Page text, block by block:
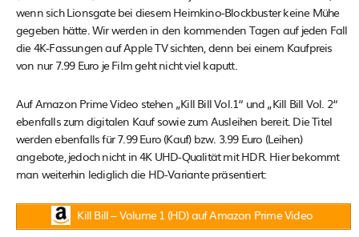
wenn sich Lionsgate bei diesem Heimkino-Blockbuster keine Mühe
gegeben hätte. Wir werden in den kommenden Tagen auf jeden Fall
die 4K-Fassungen auf Apple TV sichten, denn bei einem Kaufpreis
von nur 7.99 Euro je Film geht nicht viel kaputt.
Auf Amazon Prime Video stehen „Kill Bill Vol.1“ und „Kill Bill Vol. 2“
ebenfalls zum digitalen Kauf sowie zum Ausleihen bereit. Die Titel
werden ebenfalls für 7.99 Euro (Kauf) bzw. 3.99 Euro (Leihen)
angebote, jedoch nicht in 4K UHD-Qualität mit HDR. Hier bekommt
man weiterhin lediglich die HD-Variante präsentiert:
Kill Bill – Volume 1 (HD) auf Amazon Prime Video